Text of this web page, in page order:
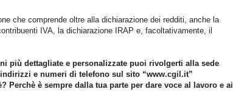
che comprende oltre alla dichiarazione dei redditi, anche la
IVA, la dichiarazione IRAP e, facoltativamente, il
più dettagliate e personalizzate puoi rivolgerti alla sede
e numeri di telefono sul sito “www.cgil.it”
Perchè è sempre dalla tua parte per dare voce al lavoro e ai